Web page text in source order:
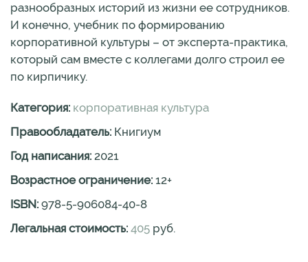
разнообразных историй из жизни ее сотрудников.
И конечно, учебник по формированию
корпоративной культуры – от эксперта-практика,
который сам вместе с коллегами долго строил ее
по кирпичику.
Категория: корпоративная культура
Правообладатель: Книгиум
Год написания: 2021
Возрастное ограничение: 12+
ISBN: 978-5-906084-40-8
Легальная стоимость: 405 руб.